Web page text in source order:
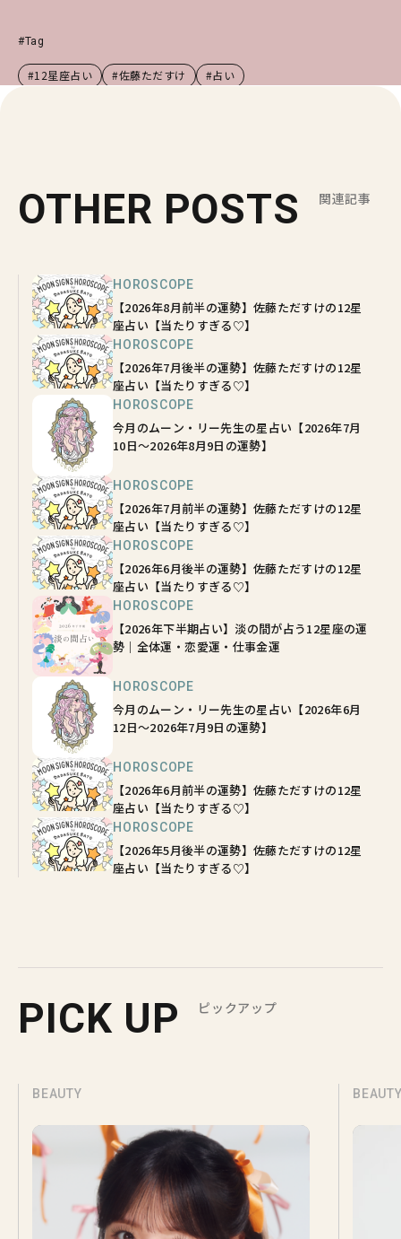
#Tag
#12星座占い #佐藤ただすけ #占い
OTHER POSTS 関連記事
HOROSCOPE
【2026年8月前半の運勢】佐藤ただすけの12星
座占い【当たりすぎる♡】
HOROSCOPE
【2026年7月後半の運勢】佐藤ただすけの12星
座占い【当たりすぎる♡】
HOROSCOPE
今月のムーン・リー先生の星占い【2026年7月
10日～2026年8月9日の運勢】
HOROSCOPE
【2026年7月前半の運勢】佐藤ただすけの12星
座占い【当たりすぎる♡】
HOROSCOPE
【2026年6月後半の運勢】佐藤ただすけの12星
座占い【当たりすぎる♡】
HOROSCOPE
【2026年下半期占い】淡の間が占う12星座の運
勢｜全体運・恋愛運・仕事金運
HOROSCOPE
今月のムーン・リー先生の星占い【2026年6月
12日～2026年7月9日の運勢】
HOROSCOPE
【2026年6月前半の運勢】佐藤ただすけの12星
座占い【当たりすぎる♡】
HOROSCOPE
【2026年5月後半の運勢】佐藤ただすけの12星
座占い【当たりすぎる♡】
PICK UP ピックアップ
BEAUTY